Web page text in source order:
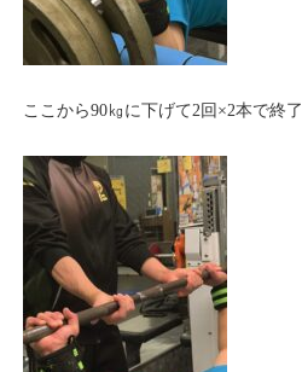
ここから90㎏に下げて2回×2本で終了